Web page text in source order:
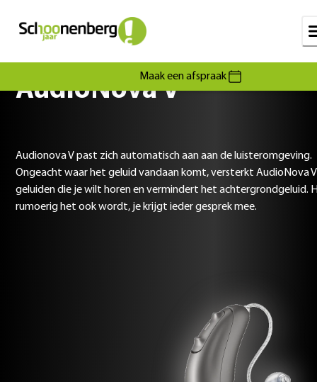
Maak een afspraak
AudioNova V
Audionova V past zich automatisch aan aan de luisteromgeving.
Ongeacht waar het geluid vandaan komt, versterkt AudioNova
geluiden die je wilt horen en vermindert het achtergrondgeluid.
rumoerig het ook wordt, je krijgt ieder gesprek mee.